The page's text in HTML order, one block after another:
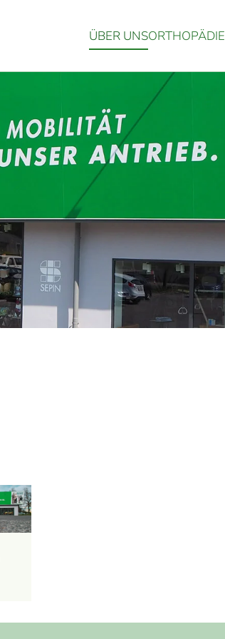
ÜBER UNSORTHOPÄDIE